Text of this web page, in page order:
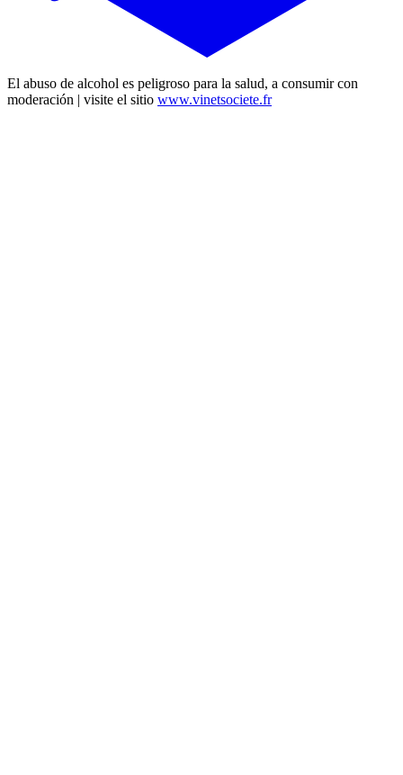
El abuso de alcohol es peligroso para la salud, a consumir con
moderación | visite el sitio www.vinetsociete.fr